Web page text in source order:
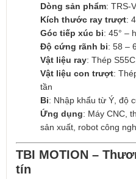
Dòng sản phẩm: TRS-
Kích thước ray trượt:
Góc tiếp xúc bi: 45° –
Độ cứng rãnh bi: 58 –
Vật liệu ray: Thép
Vật liệu con trượt:
tần
Bi: Nhập khẩu từ Ý, độ
Ứng dụng: Máy CNC,
sản xuất, robot công
TBI MOTION –
tín